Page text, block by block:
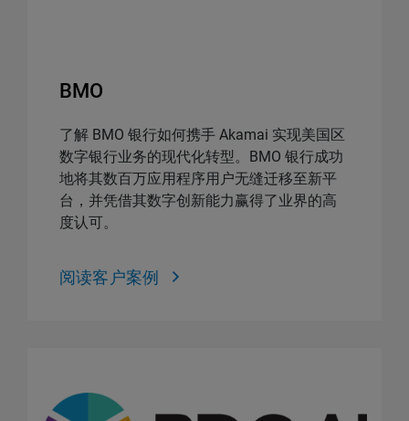
BMO
了解 BMO 银行如何携手 Akamai 实现美国区
数字银行业务的现代化转型。BMO 银行成功
地将其数百万应用程序用户无缝迁移至新平
台，并凭借其数字创新能力赢得了业界的高
度认可。
阅读客户案例